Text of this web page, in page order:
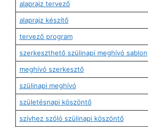
alaprajz tervező
alaprajz készítő
tervező program
szerkeszthető szülinapi meghívó sablon
meghívó szerkesztő
szülinapi meghívó
születésnapi köszöntő
szívhez szóló szülinapi köszöntő